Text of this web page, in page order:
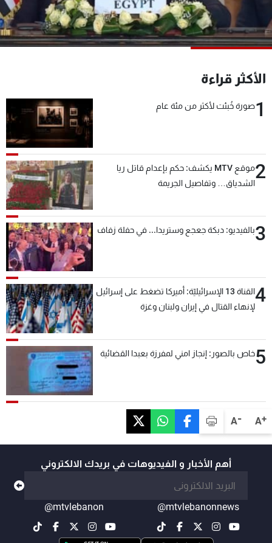
A+
A-
الأكثر قراءة
1صورة خُبئت لأكثر من مئة عام
2
موقع MTV يكشف: حكم بإعدام قاتل ريا
الشدياق… وتفاصيل الجريمة
3بالفيديو: دبكة جعجع وستريدا... في حفلة زفاف
4
القناة 13 الإسرائيليّة: أميركا تضغط على إسرائيل
لإنهاء القتال في إيران ولبنان وغزة
5خاص بالصور: إنجاز امني لمفرزة بعبدا القضائية
أهم الأخبار و الفيديوهات في بريدك الالكتروني
@mtvlebanonnews
@mtvlebanon
شاهد البرامج
الترددات
الإنـتـاج